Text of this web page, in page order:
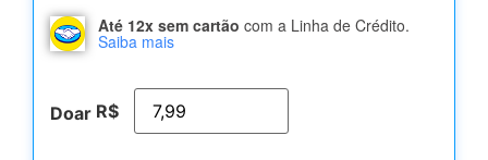
Até 12x sem cartão com a Linha de Crédito.
Saiba mais
Doar R$